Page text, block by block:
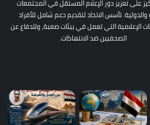
على تعزيز دور الإعلام المستقل في المجتمعات
والدولية. تأسس الاتحاد لتقديم دعم شامل للأفراد
الإعلامية التي تعمل في بيئات صعبة، وللدفاع عن
الصحفيين ضد الانتهاكات.